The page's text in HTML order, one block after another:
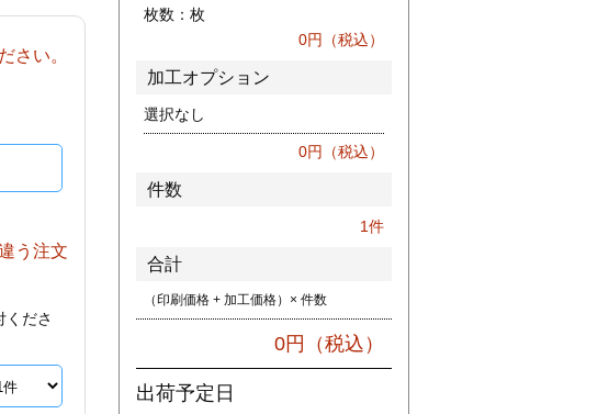
さい。
う注文
ださ
枚数： 枚
0円（税込）
加工オプション
選択なし
0円（税込）
件数
1件
合計
（印刷価格 + 加工価格）× 件数
0円（税込）
出荷予定日